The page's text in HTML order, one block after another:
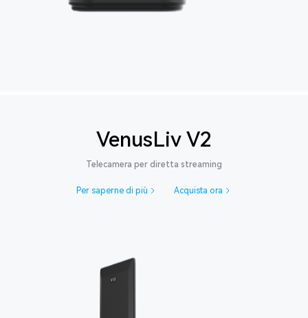
VenusLiv V2
Telecamera per diretta streaming
Per saperne di più Acquista ora